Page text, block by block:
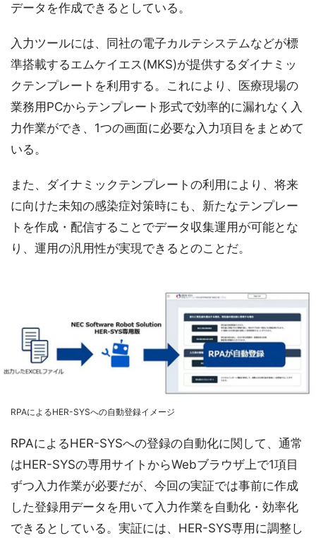
データを作成できるとしている。
入力ツールには、同社の電子カルテシステムなどが標
準搭載するエムケイエス(MKS)が提供するダイナミッ
クテンプレートを利用する。これにより、医療現場の
業務用PCからテンプレート形式で効率的に漏れなく入
力作業ができ、1つの画面に必要な入力項目をまとめて
いる。
また、ダイナミックテンプレートの利用により、将来
に向けた未知の感染症対策時にも、新たなテンプレー
トを作成・配信することでデータ収集運用が可能とな
り、運用の汎用性が実現できるとのことだ。
RPAによるHER-SYSへの自動登録イメージ
RPAによるHER-SYSへの登録の自動化に関して、通常
はHER-SYSの専用サイトからWebブラウザ上で1項目
ずつ入力作業が必要だが、今回の実証では事前に作成
した登録用データを用いて入力作業を自動化・効率化
できるとしている。実証には、HER-SYS専用に調整し